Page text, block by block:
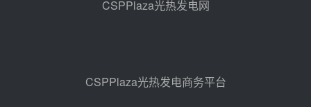
止阀、熔盐三偏心蝶阀采购
08-05 17:15
包项目熔盐介质超声波流量计采购
08-05 17:09
CSPPlaza光热发电网
CSPPlaza光热发电商务平台